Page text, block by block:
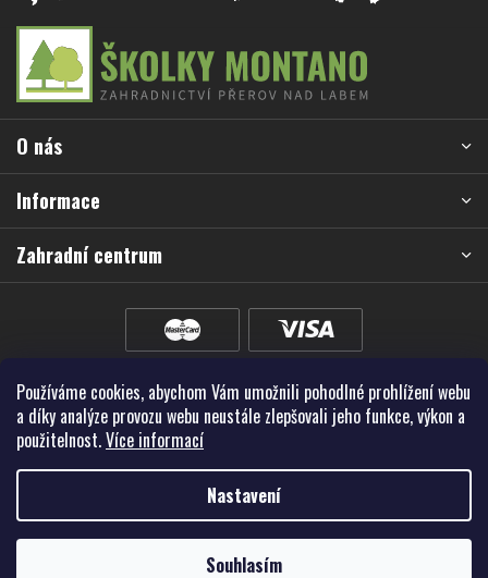
Používáme cookies, abychom Vám umožnili pohodlné prohlížení webu
a díky analýze provozu webu neustále zlepšovali jeho funkce, výkon a
použitelnost.Více informací
Nastavení
Souhlasím
a
í
O nás
Informace
Zahradní centrum
Vytvořil Shoptet Premium